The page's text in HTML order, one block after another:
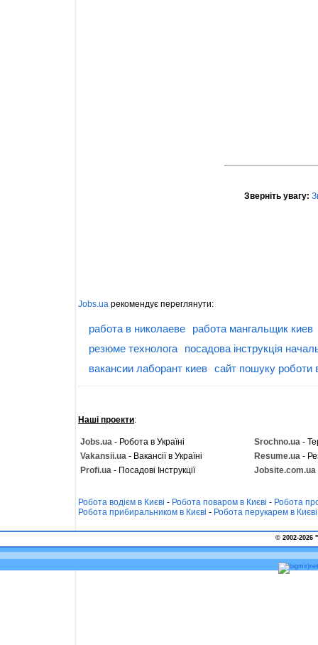
Зверніть увагу:
Jobs.ua рекомендує переглянути:
работа в николаеве
работа мангальщик киев
резюме технолога
посадова інструкція
вакансии лаборант киев сайт пошуку роботи
Наші проекти:
Jobs.ua - Робота в Україні Srochno.ua -
Vakansii.ua - Вакансії в Україні Resume.ua -
Profi.ua - Посадові Інструкції Jobsite.com.ua
Робота водієм в Києві - Робота поваром в Києві - Робота
Робота прибиральником в Києві - Робота перукарем в Києві
© 2002-2026